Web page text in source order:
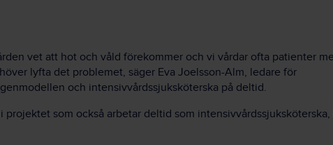
vet att hot och våld förekommer och vi vårdar ofta patienter
lyfta det problemet, säger Eva Joelsson-Alm, ledare för
och intensivvårdssjuksköterska på deltid.
projektet som också arbetar deltid som